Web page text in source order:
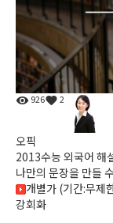
926 2
오픽
2013수능 외국어 해
나만의 문장을 만들
구조, 말하기 연습까
개별가 (기간:무제
강회화